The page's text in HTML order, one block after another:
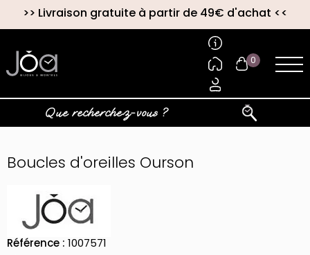
>> Livraison gratuite à partir de 49€ d'achat <<
0
Boucles d'oreilles Ourson
Référence : 1007571